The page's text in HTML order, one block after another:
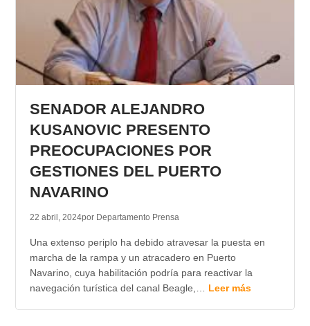
GALERIA DE FOTOS
APP MÓVIL
SENADOR ALEJANDRO
KUSANOVIC PRESENTO
PREOCUPACIONES POR
GESTIONES DEL PUERTO
NAVARINO
22 abril, 2024por Departamento Prensa
Una extenso periplo ha debido atravesar la puesta en
marcha de la rampa y un atracadero en Puerto
Navarino, cuya habilitación podría para reactivar la
navegación turística del canal Beagle,… Leer más